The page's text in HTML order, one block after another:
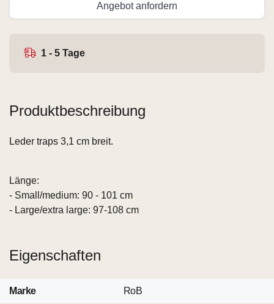
Angebot anfordern
1 - 5 Tage
Produktbeschreibung
Leder traps 3,1 cm breit.
Länge:
- Small/medium: 90 - 101 cm
- Large/extra large: 97-108 cm
Eigenschaften
Marke RoB